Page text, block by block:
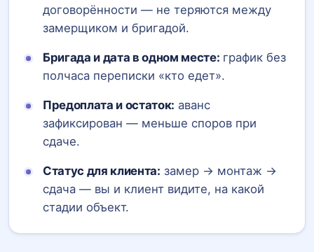
договорённости — не теряются между
замерщиком и бригадой.
Бригада и дата в одном месте: график без
полчаса переписки «кто едет».
Предоплата и остаток: аванс
зафиксирован — меньше споров при
сдаче.
Статус для клиента: замер → монтаж →
сдача — вы и клиент видите, на какой
стадии объект.